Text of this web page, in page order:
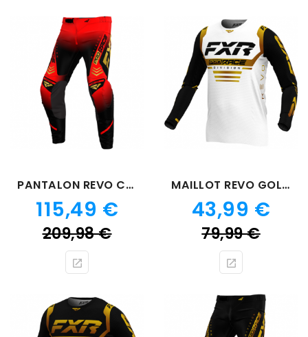
PANTALON REVO CRIMSON
Prix
115,49 €
209,98 €Prix
MAILLOT REVO GOLD 24
Prix
43,99 €
79,99 €Prix